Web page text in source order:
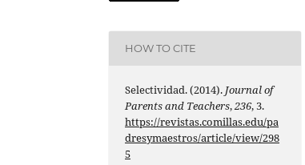
HOW TO CITE
Selectividad. (2014). Journal of
Parents and Teachers,236, 3.
https://revistas.comillas.edu/pa
dresymaestros/article/view/298
5